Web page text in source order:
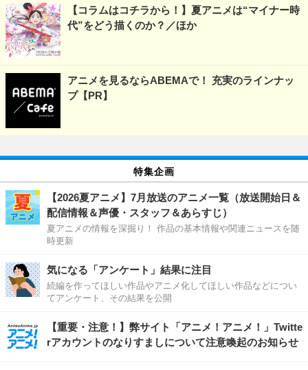
【コラムはコチラから！】夏アニメは“マイナー時
代”をどう描くのか？／ほか
アニメを見るならABEMAで！ 充実のラインナッ
プ【PR】
特集企画
【2026夏アニメ】7月放送のアニメ一覧（放送開始日＆
配信情報＆声優・スタッフ＆あらすじ）
夏アニメの情報を深掘り！ 作品の基本情報や関連ニュースを随
時更新
気になる「アンケート」結果に注目
続編を作ってほしい作品やアニメ化してほしい作品などについ
てアンケート、その結果を公開
【重要・注意！】弊サイト「アニメ！アニメ！」Twitte
rアカウントのなりすましについて注意喚起のお知らせ